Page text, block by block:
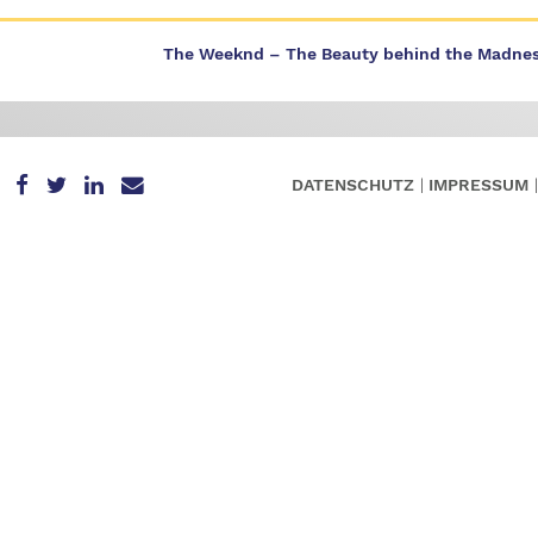
The Weeknd – The Beauty behind the
DATENSCHUTZ IMPRESSUM